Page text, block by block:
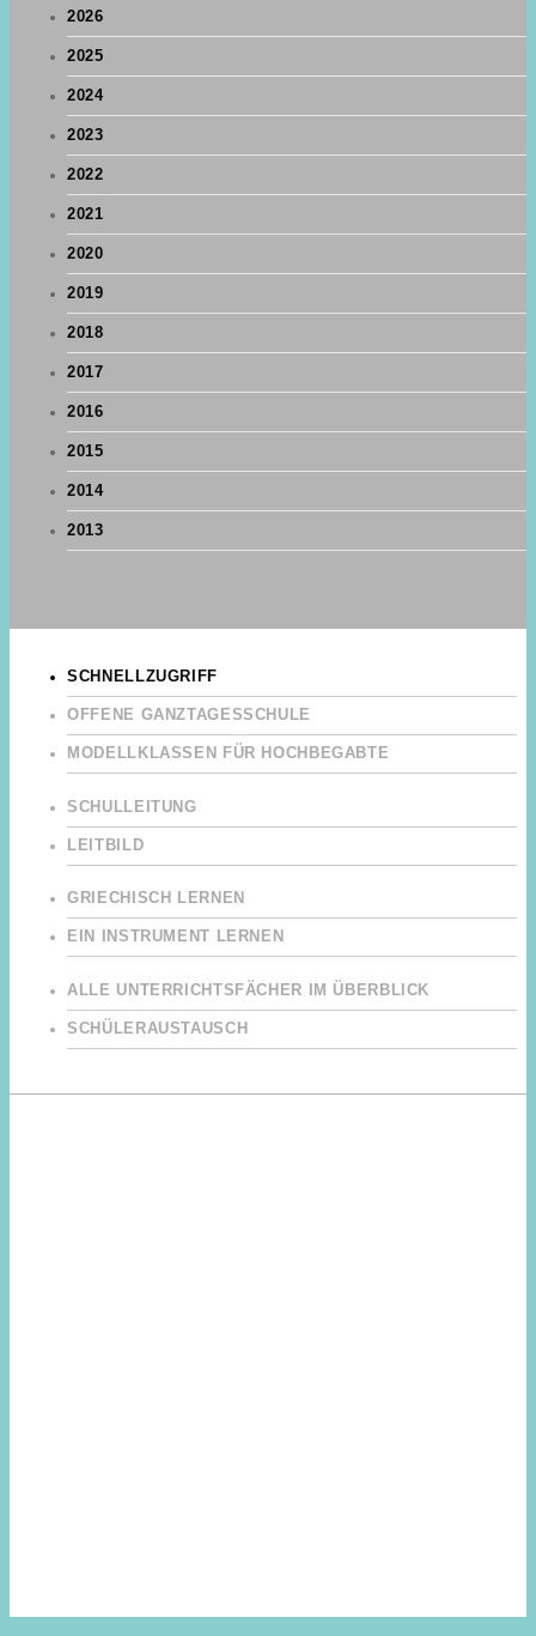
2026
2025
2024
2023
2022
2021
2020
2019
2018
2017
2016
2015
2014
2013
SCHNELLZUGRIFF
OFFENE GANZTAGESSCHULE
MODELLKLASSEN FÜR HOCHBEGABTE
SCHULLEITUNG
LEITBILD
GRIECHISCH LERNEN
EIN INSTRUMENT LERNEN
ALLE UNTERRICHTSFÄCHER IM ÜBERBLICK
SCHÜLERAUSTAUSCH